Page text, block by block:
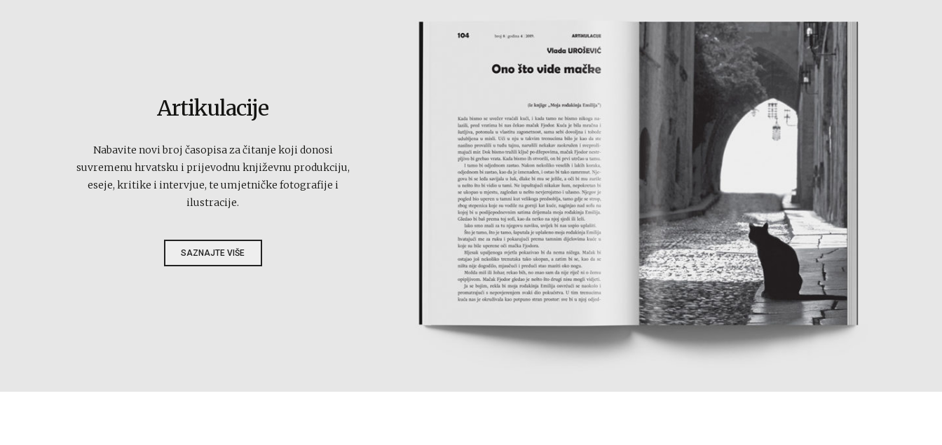
Artikulacije
Nabavite novi broj časopisa za čitanje koji donosi
suvremenu hrvatsku i prijevodnu književnu produkciju,
eseje, kritike i intervjue, te umjetničke fotografije i
ilustracije.
SAZNAJTE VIŠE